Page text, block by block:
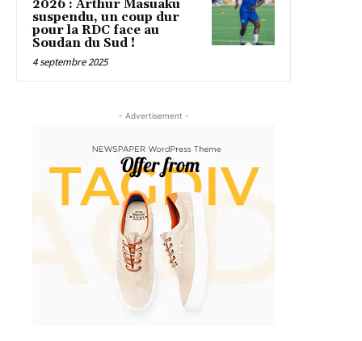
2026 : Arthur Masuaku
suspendu, un coup dur
pour la RDC face au
Soudan du Sud !
4 septembre 2025
- Advertisement -